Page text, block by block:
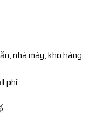
nhà máy, kho hàng
phí